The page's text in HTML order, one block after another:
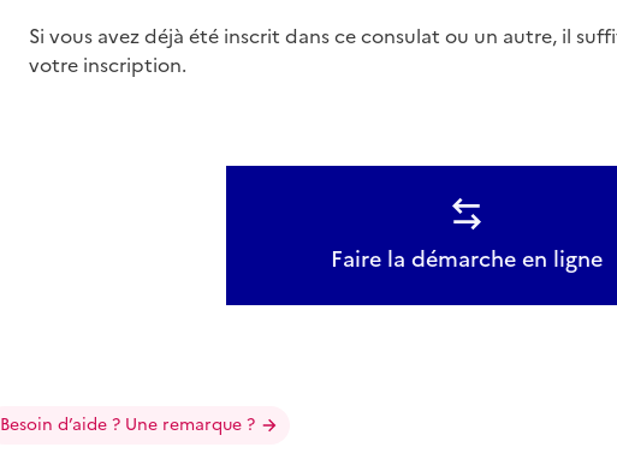
Si vous avez déjà été inscrit dans ce consulat ou un autre, il
votre inscription.
Faire la démarche en ligne
Besoin d’aide ? Une remarque ?